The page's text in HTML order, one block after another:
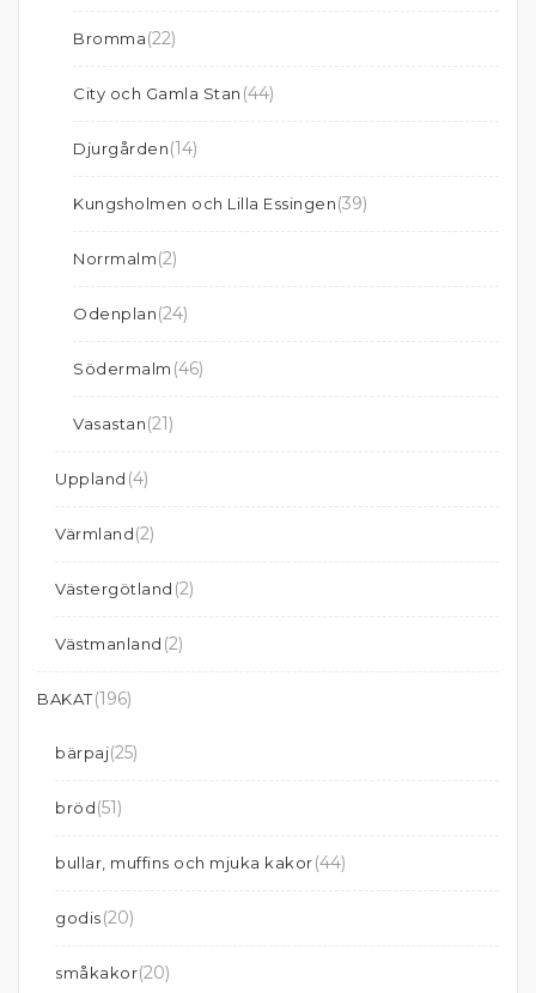
Bromma(22)
City och Gamla Stan (44)
Djurgården(14)
Kungsholmen och Lilla Essingen(39)
Norrmalm(2)
Odenplan(24)
Södermalm (46)
Vasastan(21)
Uppland (4)
Värmland(2)
Västergötland (2)
Västmanland (2)
BAKAT(196)
bärpaj(25)
bröd(51)
bullar, muffins och mjuka kakor(44)
godis(20)
småkakor(20)